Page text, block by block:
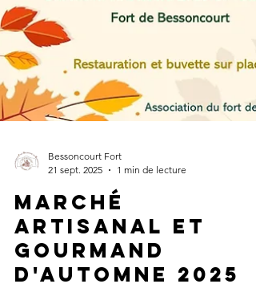
Bessoncourt Fort
21 sept. 2025
1 min de lecture